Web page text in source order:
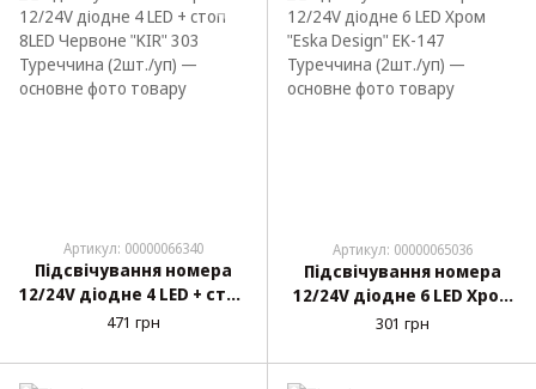
Артикул: 00000066340
Підсвічування номера
12/24V діодне 4 LED + стоп
8LED Червоне "KIR" 303
471 грн
Артикул: 00000065036
Підсвічування номера
12/24V діодне 6 LED Хром
"Eska Design" EK-147
301 грн